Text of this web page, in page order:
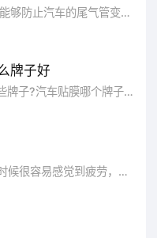
的办公地在广东
了官方旗舰店一路
民在网上也能买
款的商品。一路
，深受广大用户们
已经取得一些不
的步伐，仍在为
汽车安装尾喉,能够防止汽车的尾气管变形，还能起到扰流和增压作用，还可以柔化排气管的声音，减少噪音·很多车主买尾喉主要还是因为其装饰作用。那么尾喉有哪些品牌比较好呢?下面小编就盘点一下销量好的汽车尾喉品牌。
牌子好
汽车贴膜有哪些牌子?汽车贴膜哪个牌子好?什么牌子的汽车贴膜比较受欢迎?下面，品牌网小编就来为大家盘点那些口碑比较好、销量比较好...
汽车音响哪个牌子好?我们开车的时候很容易感觉到疲劳，疲劳了容易打瞌睡，因此我们在开车的时候通常会开音乐。那么什么牌子的汽车音响...